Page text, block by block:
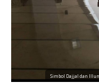
Simbol Dajjal dan